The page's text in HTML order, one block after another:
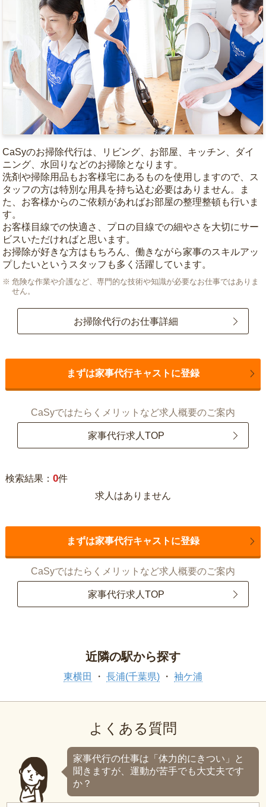
CaSyのお掃除代行は、リビング、お部屋、キッチン、ダイ
ニング、水回りなどのお掃除となります。
洗剤や掃除用品もお客様宅にあるものを使用しますので、ス
タッフの方は特別な用具を持ち込む必要はありません。ま
た、お客様からのご依頼があればお部屋の整理整頓も行いま
す。
お客様目線での快適さ、プロの目線での細やさを大切にサー
ビスいただければと思います。
お掃除が好きな方はもちろん、働きながら家事のスキルアッ
プしたいというスタッフも多く活躍しています。
危険な作業や介護など、専門的な技術や知識が必要なお仕事ではありま
せん。
お掃除代行のお仕事詳細
まずは家事代行キャストに登録
CaSyではたらくメリットなど求人概要のご案内
家事代行求人TOP
検索結果： 0件
求人はありません
まずは家事代行キャストに登録
CaSyではたらくメリットなど求人概要のご案内
家事代行求人TOP
近隣の駅から探す
東横田 長浦(千葉県) 袖ケ浦
よくある質問
家事代行の仕事は「体力的にきつい」と
聞きますが、運動が苦手でも大丈夫です
か？